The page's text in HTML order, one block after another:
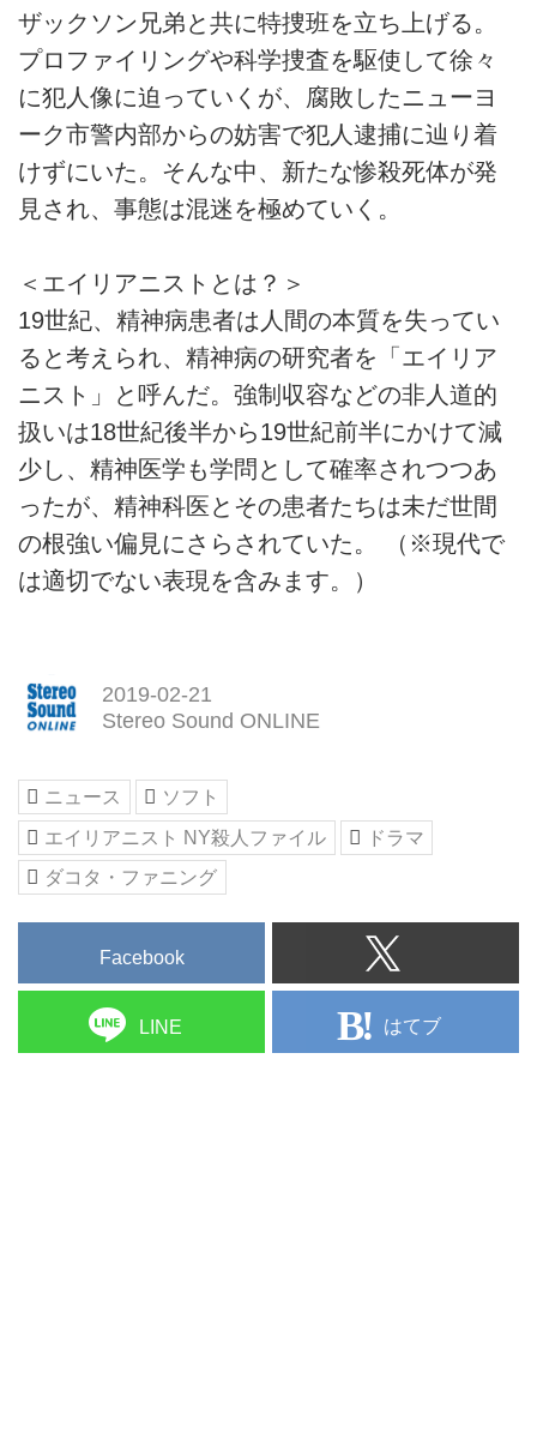
ザックソン兄弟と共に特捜班を立ち上げる。
プロファイリングや科学捜査を駆使して徐々
に犯人像に迫っていくが、腐敗したニューヨ
ーク市警内部からの妨害で犯人逮捕に辿り着
けずにいた。そんな中、新たな惨殺死体が発
見され、事態は混迷を極めていく。
＜エイリアニストとは？＞
19世紀、精神病患者は人間の本質を失ってい
ると考えられ、精神病の研究者を「エイリア
ニスト」と呼んだ。強制収容などの非人道的
扱いは18世紀後半から19世紀前半にかけて減
少し、精神医学も学問として確率されつつあ
ったが、精神科医とその患者たちは未だ世間
の根強い偏見にさらされていた。 （※現代で
は適切でない表現を含みます。）
2019-02-21
Stereo Sound ONLINE
ニュース
ソフト
エイリアニスト NY殺人ファイル
ドラマ
ダコタ・ファニング
Facebook
LINE はてブ